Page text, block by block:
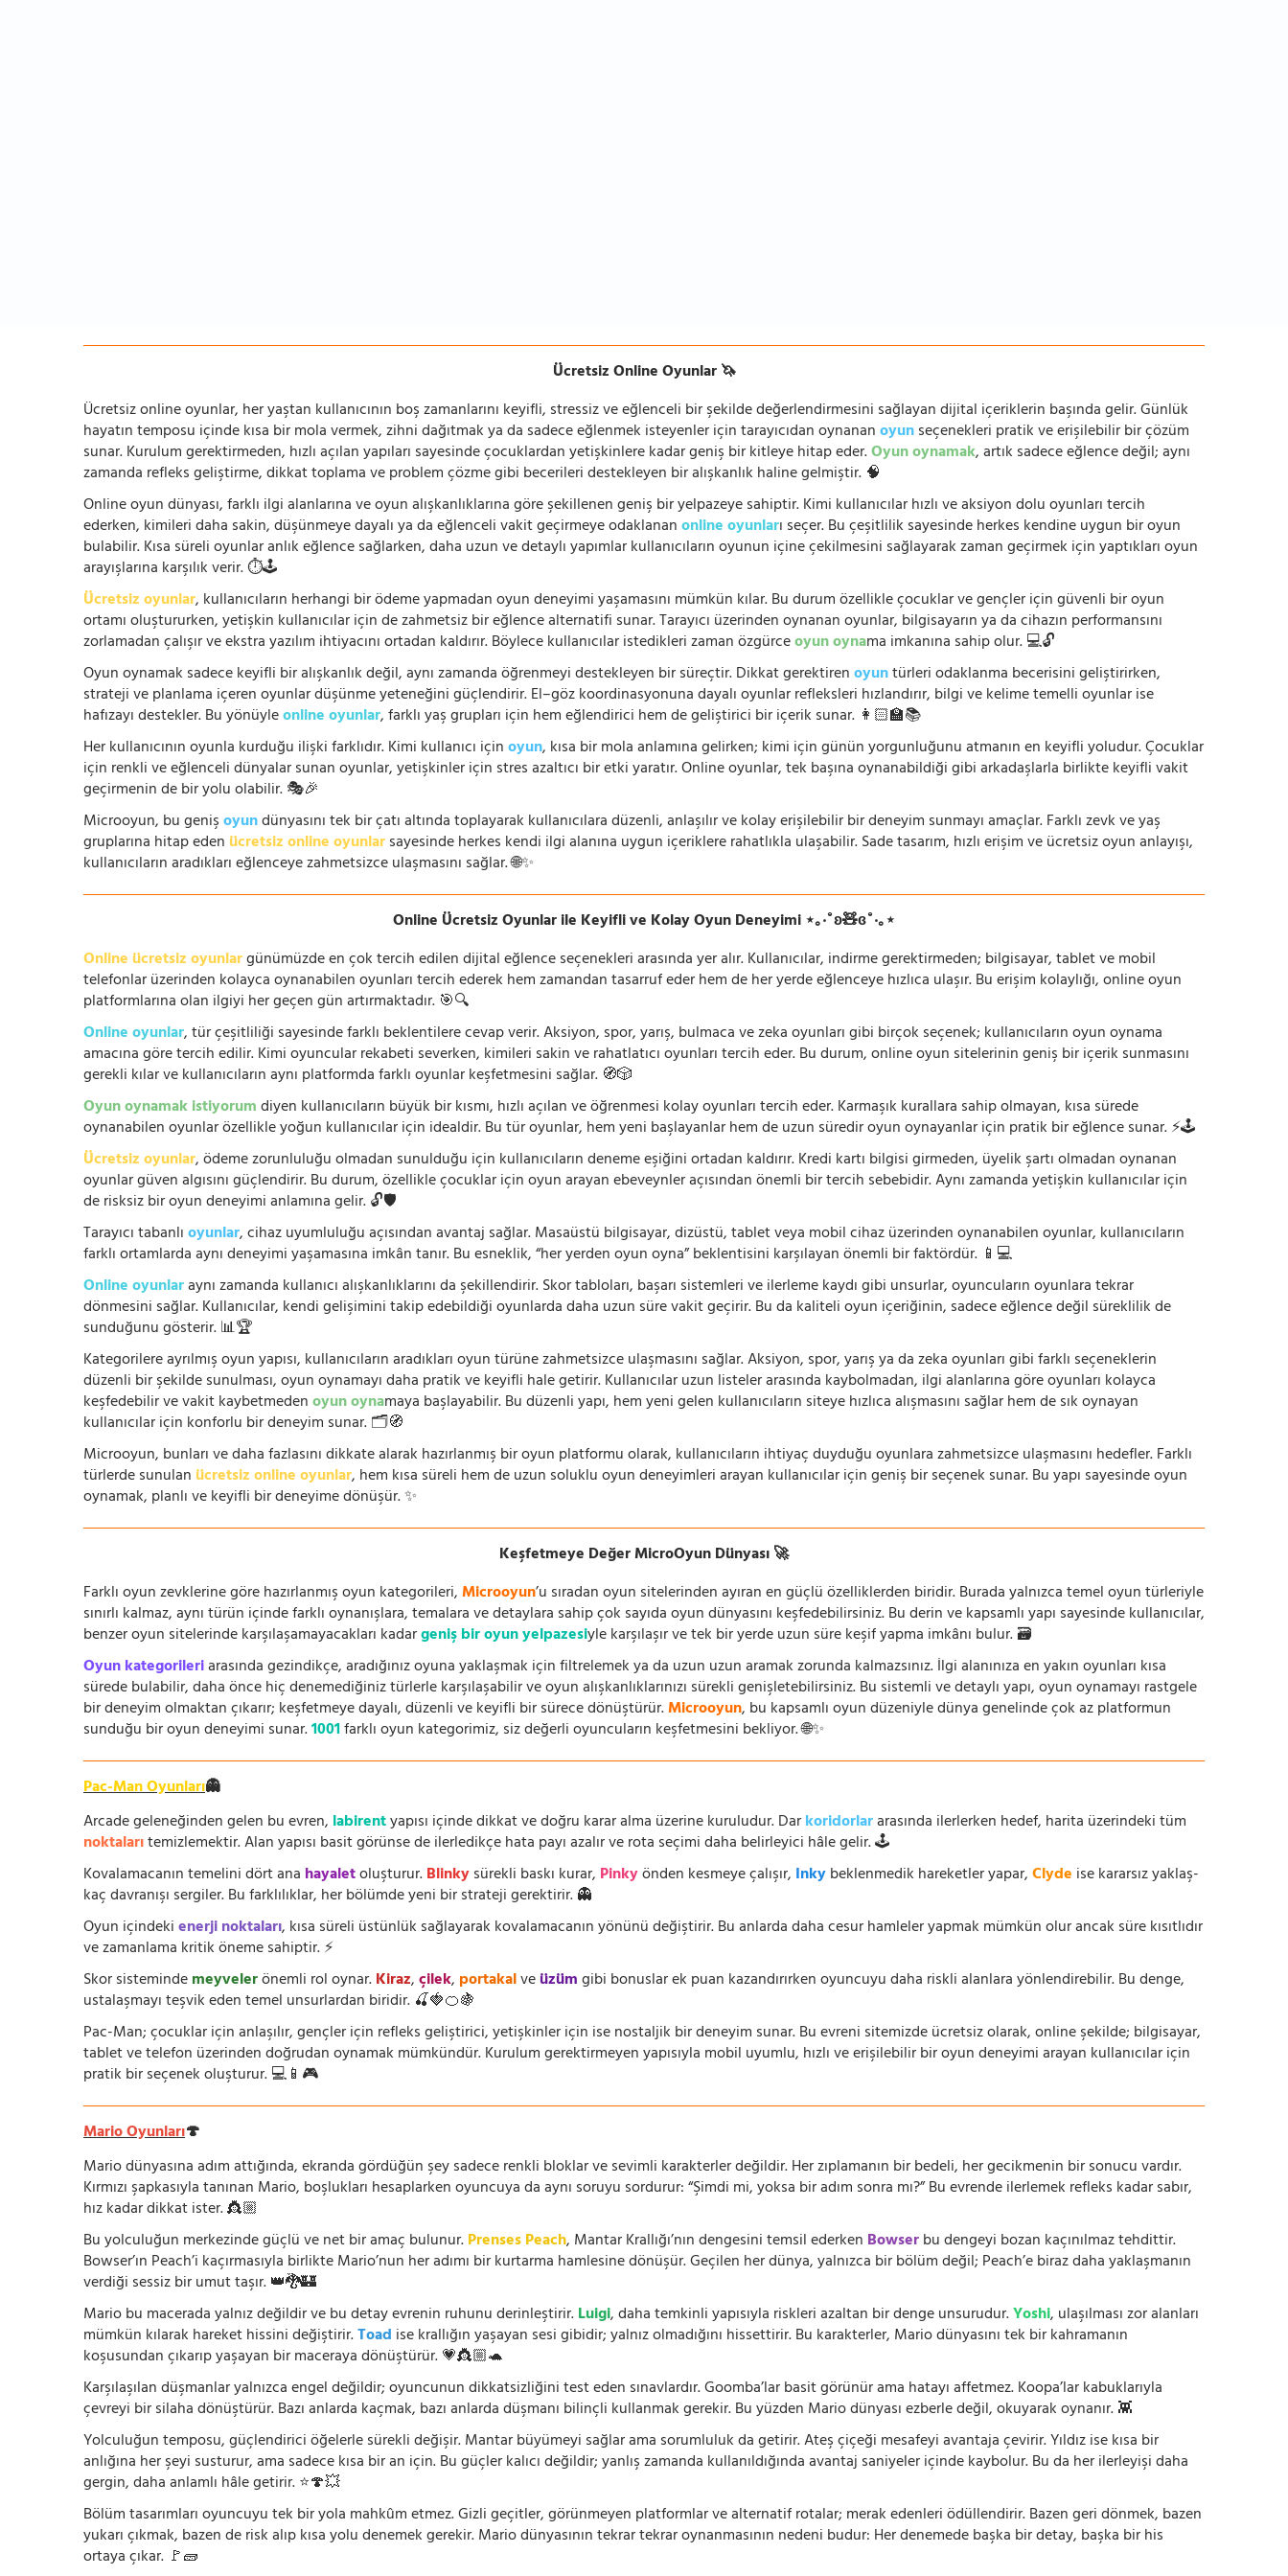
Ücretsiz Online Oyunlar 🦄
Ücretsiz online oyunlar, her yaştan kullanıcının boş zamanlarını keyifli, stressiz ve eğlenceli bir şekilde değerlendirmesini sağlayan dijital içeriklerin başında gelir. Günlük
hayatın temposu içinde kısa bir mola vermek, zihni dağıtmak ya da sadece eğlenmek isteyenler için tarayıcıdan oynananoyunseçenekleri pratik ve erişilebilir bir çözüm
sunar. Kurulum gerektirmeden, hızlı açılan yapıları sayesinde çocuklardan yetişkinlere kadar geniş bir kitleye hitap eder.Oyun oynamak, artık sadece eğlence değil; aynı
zamanda refleks geliştirme, dikkat toplama ve problem çözme gibi becerileri destekleyen bir alışkanlık haline gelmiştir. 🧠
Online oyun dünyası, farklı ilgi alanlarına ve oyun alışkanlıklarına göre şekillenen geniş bir yelpazeye sahiptir. Kimi kullanıcılar hızlı ve aksiyon dolu oyunları tercih
ederken, kimileri daha sakin, düşünmeye dayalı ya da eğlenceli vakit geçirmeye odaklananonline oyunları seçer. Bu çeşitlilik sayesinde herkes kendine uygun bir oyun
bulabilir. Kısa süreli oyunlar anlık eğlence sağlarken, daha uzun ve detaylı yapımlar kullanıcıların oyunun içine çekilmesini sağlayarak zaman geçirmek için yaptıkları oyun
arayışlarına karşılık verir. ⏱️🕹️
Ücretsiz oyunlar, kullanıcıların herhangi bir ödeme yapmadan oyun deneyimi yaşamasını mümkün kılar. Bu durum özellikle çocuklar ve gençler için güvenli bir oyun
ortamı oluştururken, yetişkin kullanıcılar için de zahmetsiz bir eğlence alternatifi sunar. Tarayıcı üzerinden oynanan oyunlar, bilgisayarın ya da cihazın performansını
zorlamadan çalışır ve ekstra yazılım ihtiyacını ortadan kaldırır. Böylece kullanıcılar istedikleri zaman özgürceoyun oynama imkanına sahip olur. 💻🔓
Oyun oynamak sadece keyifli bir alışkanlık değil, aynı zamanda öğrenmeyi destekleyen bir süreçtir. Dikkat gerektirenoyuntürleri odaklanma becerisini geliştirirken,
strateji ve planlama içeren oyunlar düşünme yeteneğini güçlendirir. El–göz koordinasyonuna dayalı oyunlar refleksleri hızlandırır, bilgi ve kelime temelli oyunlar ise
hafızayı destekler. Bu yönüyleonline oyunlar, farklı yaş grupları için hem eğlendirici hem de geliştirici bir içerik sunar. 👩🏻‍🏫📚
Her kullanıcının oyunla kurduğu ilişki farklıdır. Kimi kullanıcı içinoyun, kısa bir mola anlamına gelirken; kimi için günün yorgunluğunu atmanın en keyifli yoludur. Çocuklar
için renkli ve eğlenceli dünyalar sunan oyunlar, yetişkinler için stres azaltıcı bir etki yaratır. Online oyunlar, tek başına oynanabildiği gibi arkadaşlarla birlikte keyifli vakit
geçirmenin de bir yolu olabilir. 🎭🎉
Microoyun, bu genişoyundünyasını tek bir çatı altında toplayarak kullanıcılara düzenli, anlaşılır ve kolay erişilebilir bir deneyim sunmayı amaçlar. Farklı zevk ve yaş
gruplarına hitap eden ücretsiz online oyunlarsayesinde herkes kendi ilgi alanına uygun içeriklere rahatlıkla ulaşabilir. Sade tasarım, hızlı erişim ve ücretsiz oyun anlayışı,
kullanıcıların aradıkları eğlenceye zahmetsizce ulaşmasını sağlar. 🌐✨
Online Ücretsiz Oyunlar ile Keyifli ve Kolay Oyun Deneyimi ⋆｡‧˚ʚ🧸ɞ˚‧｡⋆
Online ücretsiz oyunlargünümüzde en çok tercih edilen dijital eğlence seçenekleri arasında yer alır. Kullanıcılar, indirme gerektirmeden; bilgisayar, tablet ve mobil
telefonlar üzerinden kolayca oynanabilen oyunları tercih ederek hem zamandan tasarruf eder hem de her yerde eğlenceye hızlıca ulaşır. Bu erişim kolaylığı, online oyun
platformlarına olan ilgiyi her geçen gün artırmaktadır. 🎯🔍
Online oyunlar, tür çeşitliliği sayesinde farklı beklentilere cevap verir. Aksiyon, spor, yarış, bulmaca ve zeka oyunları gibi birçok seçenek; kullanıcıların oyun oynama
amacına göre tercih edilir. Kimi oyuncular rekabeti severken, kimileri sakin ve rahatlatıcı oyunları tercih eder. Bu durum, online oyun sitelerinin geniş bir içerik sunmasını
gerekli kılar ve kullanıcıların aynı platformda farklı oyunlar keşfetmesini sağlar. 🧭🎲
Oyun oynamak istiyorumdiyen kullanıcıların büyük bir kısmı, hızlı açılan ve öğrenmesi kolay oyunları tercih eder. Karmaşık kurallara sahip olmayan, kısa sürede
oynanabilen oyunlar özellikle yoğun kullanıcılar için idealdir. Bu tür oyunlar, hem yeni başlayanlar hem de uzun süredir oyun oynayanlar için pratik bir eğlence sunar. ⚡🕹️
Ücretsiz oyunlar, ödeme zorunluluğu olmadan sunulduğu için kullanıcıların deneme eşiğini ortadan kaldırır. Kredi kartı bilgisi girmeden, üyelik şartı olmadan oynanan
oyunlar güven algısını güçlendirir. Bu durum, özellikle çocuklar için oyun arayan ebeveynler açısından önemli bir tercih sebebidir. Aynı zamanda yetişkin kullanıcılar için
de risksiz bir oyun deneyimi anlamına gelir. 🔓🛡️
Tarayıcı tabanlıoyunlar, cihaz uyumluluğu açısından avantaj sağlar. Masaüstü bilgisayar, dizüstü, tablet veya mobil cihaz üzerinden oynanabilen oyunlar, kullanıcıların
farklı ortamlarda aynı deneyimi yaşamasına imkân tanır. Bu esneklik, “her yerden oyun oyna” beklentisini karşılayan önemli bir faktördür. 📱💻
Online oyunlaraynı zamanda kullanıcı alışkanlıklarını da şekillendirir. Skor tabloları, başarı sistemleri ve ilerleme kaydı gibi unsurlar, oyuncuların oyunlara tekrar
dönmesini sağlar. Kullanıcılar, kendi gelişimini takip edebildiği oyunlarda daha uzun süre vakit geçirir. Bu da kaliteli oyun içeriğinin, sadece eğlence değil süreklilik de
sunduğunu gösterir. 📊🏆
Kategorilere ayrılmış oyun yapısı, kullanıcıların aradıkları oyun türüne zahmetsizce ulaşmasını sağlar. Aksiyon, spor, yarış ya da zeka oyunları gibi farklı seçeneklerin
düzenli bir şekilde sunulması, oyun oynamayı daha pratik ve keyifli hale getirir. Kullanıcılar uzun listeler arasında kaybolmadan, ilgi alanlarına göre oyunları kolayca
keşfedebilir ve vakit kaybetmedenoyun oynamaya başlayabilir. Bu düzenli yapı, hem yeni gelen kullanıcıların siteye hızlıca alışmasını sağlar hem de sık oynayan
kullanıcılar için konforlu bir deneyim sunar. 🗂️🧭
Microoyun, bunları ve daha fazlasını dikkate alarak hazırlanmış bir oyun platformu olarak, kullanıcıların ihtiyaç duyduğu oyunlara zahmetsizce ulaşmasını hedefler. Farklı
türlerde sunulan ücretsiz online oyunlar, hem kısa süreli hem de uzun soluklu oyun deneyimleri arayan kullanıcılar için geniş bir seçenek sunar. Bu yapı sayesinde oyun
oynamak, planlı ve keyifli bir deneyime dönüşür. ✨
Keşfetmeye Değer MicroOyun Dünyası 🚀
Farklı oyun zevklerine göre hazırlanmış oyun kategorileri,Microoyun’u sıradan oyun sitelerinden ayıran en güçlü özelliklerden biridir. Burada yalnızca temel oyun türleriyle
sınırlı kalmaz, aynı türün içinde farklı oynanışlara, temalara ve detaylara sahip çok sayıda oyun dünyasını keşfedebilirsiniz. Bu derin ve kapsamlı yapı sayesinde kullanıcılar,
benzer oyun sitelerinde karşılaşamayacakları kadargeniş bir oyun yelpazesiyle karşılaşır ve tek bir yerde uzun süre keşif yapma imkânı bulur. 🗃️
Oyun kategorileriarasında gezindikçe, aradığınız oyuna yaklaşmak için filtrelemek ya da uzun uzun aramak zorunda kalmazsınız. İlgi alanınıza en yakın oyunları kısa
sürede bulabilir, daha önce hiç denemediğiniz türlerle karşılaşabilir ve oyun alışkanlıklarınızı sürekli genişletebilirsiniz. Bu sistemli ve detaylı yapı, oyun oynamayı rastgele
bir deneyim olmaktan çıkarır; keşfetmeye dayalı, düzenli ve keyifli bir sürece dönüştürür.Microoyun, bu kapsamlı oyun düzeniyle dünya genelinde çok az platformun
sunduğu bir oyun deneyimi sunar.1001farklı oyun kategorimiz, siz değerli oyuncuların keşfetmesini bekliyor. 🌐✨
Pac-Man Oyunları👻
Arcade geleneğinden gelen bu evren, labirentyapısı içinde dikkat ve doğru karar alma üzerine kuruludur. Darkoridorlararasında ilerlerken hedef, harita üzerindeki tüm
noktalarıtemizlemektir. Alan yapısı basit görünse de ilerledikçe hata payı azalır ve rota seçimi daha belirleyici hâle gelir. 🕹️
Kovalamacanın temelini dört ana hayaletoluşturur.Blinkysürekli baskı kurar, Pinkyönden kesmeye çalışır, Inkybeklenmedik hareketler yapar,Clyde ise kararsız yaklaş-
kaç davranışı sergiler. Bu farklılıklar, her bölümde yeni bir strateji gerektirir. 👻
Oyun içindekienerji noktaları, kısa süreli üstünlük sağlayarak kovalamacanın yönünü değiştirir. Bu anlarda daha cesur hamleler yapmak mümkün olur ancak süre kısıtlıdır
ve zamanlama kritik öneme sahiptir. ⚡
Skor sistemindemeyvelerönemli rol oynar.Kiraz,çilek, portakalveüzümgibi bonuslar ek puan kazandırırken oyuncuyu daha riskli alanlara yönlendirebilir. Bu denge,
ustalaşmayı teşvik eden temel unsurlardan biridir. 🍒🍓🍊🍇
Pac-Man; çocuklar için anlaşılır, gençler için refleks geliştirici, yetişkinler için ise nostaljik bir deneyim sunar. Bu evreni sitemizde ücretsiz olarak, online şekilde; bilgisayar,
tablet ve telefon üzerinden doğrudan oynamak mümkündür. Kurulum gerektirmeyen yapısıyla mobil uyumlu, hızlı ve erişilebilir bir oyun deneyimi arayan kullanıcılar için
pratik bir seçenek oluşturur. 💻📱🎮
Mario Oyunları🍄
Mario dünyasına adım attığında, ekranda gördüğün şey sadece renkli bloklar ve sevimli karakterler değildir. Her zıplamanın bir bedeli, her gecikmenin bir sonucu vardır.
Kırmızı şapkasıyla tanınan Mario, boşlukları hesaplarken oyuncuya da aynı soruyu sordurur: “Şimdi mi, yoksa bir adım sonra mı?” Bu evrende ilerlemek refleks kadar sabır,
hız kadar dikkat ister. 👸🏼
Bu yolculuğun merkezinde güçlü ve net bir amaç bulunur.Prenses Peach, Mantar Krallığı’nın dengesini temsil ederken Bowserbu dengeyi bozan kaçınılmaz tehdittir.
Bowser’ın Peach’i kaçırmasıyla birlikte Mario’nun her adımı bir kurtarma hamlesine dönüşür. Geçilen her dünya, yalnızca bir bölüm değil; Peach’e biraz daha yaklaşmanın
verdiği sessiz bir umut taşır. 👑🐉🏰
Mario bu macerada yalnız değildir ve bu detay evrenin ruhunu derinleştirir.Luigi, daha temkinli yapısıyla riskleri azaltan bir denge unsurudur.Yoshi, ulaşılması zor alanları
mümkün kılarak hareket hissini değiştirir.Toad ise krallığın yaşayan sesi gibidir; yalnız olmadığını hissettirir. Bu karakterler, Mario dünyasını tek bir kahramanın
koşusundan çıkarıp yaşayan bir maceraya dönüştürür. 💗👸🏼🐢
Karşılaşılan düşmanlar yalnızca engel değildir; oyuncunun dikkatsizliğini test eden sınavlardır. Goomba’lar basit görünür ama hatayı affetmez. Koopa’lar kabuklarıyla
çevreyi bir silaha dönüştürür. Bazı anlarda kaçmak, bazı anlarda düşmanı bilinçli kullanmak gerekir. Bu yüzden Mario dünyası ezberle değil, okuyarak oynanır. 👾
Yolculuğun temposu, güçlendirici öğelerle sürekli değişir. Mantar büyümeyi sağlar ama sorumluluk da getirir. Ateş çiçeği mesafeyi avantaja çevirir. Yıldız ise kısa bir
anlığına her şeyi susturur, ama sadece kısa bir an için. Bu güçler kalıcı değildir; yanlış zamanda kullanıldığında avantaj saniyeler içinde kaybolur. Bu da her ilerleyişi daha
gergin, daha anlamlı hâle getirir. ⭐🍄💥
Bölüm tasarımları oyuncuyu tek bir yola mahkûm etmez. Gizli geçitler, görünmeyen platformlar ve alternatif rotalar; merak edenleri ödüllendirir. Bazen geri dönmek, bazen
yukarı çıkmak, bazen de risk alıp kısa yolu denemek gerekir. Mario dünyasının tekrar tekrar oynanmasının nedeni budur: Her denemede başka bir detay, başka bir his
ortaya çıkar. 🚩🧱